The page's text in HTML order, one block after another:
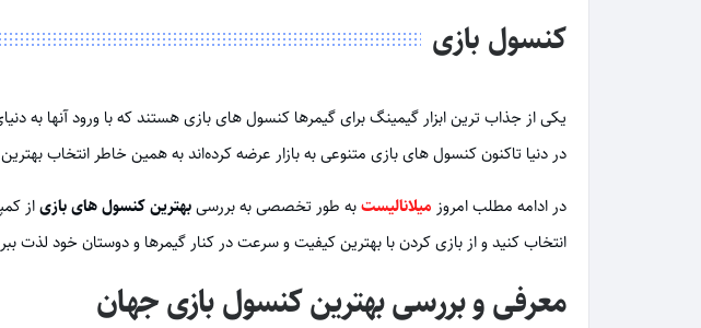
کنسول بازی
یکی از جذاب ترین ابزار گیمینگ برای گیمرها کنسول های بازی هستند که با ورود آنها به
در دنیا تاکنون کنسول های بازی متنوعی به بازار عرضه کرده‌اند به همین خاطر انتخاب
در ادامه مطلب امروز میلانالیستبه طور تخصصی به بررسیبهترین کنسول های بازیاز
انتخاب کنید و از بازی کردن با بهترین کیفیت و سرعت در کنار گیمرها و دوستان خود لذت
معرفی و بررسی بهترین کنسول بازی جهان